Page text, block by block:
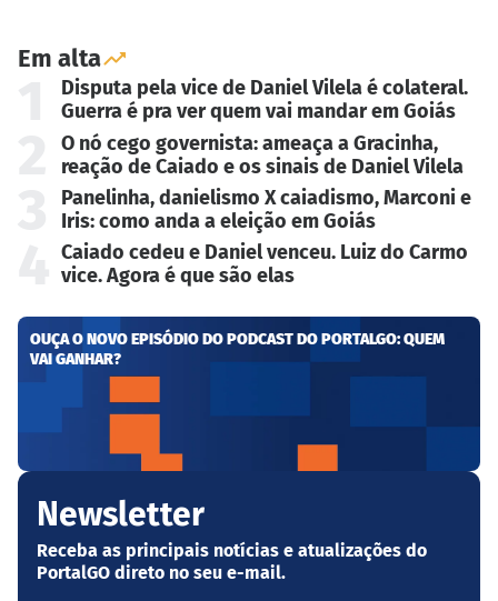
Em alta
Disputa pela vice de Daniel Vilela é colateral.
Guerra é pra ver quem vai mandar em Goiás
O nó cego governista: ameaça a Gracinha,
reação de Caiado e os sinais de Daniel Vilela
Panelinha, danielismo X caiadismo, Marconi e
Iris: como anda a eleição em Goiás
Caiado cedeu e Daniel venceu. Luiz do Carmo
vice. Agora é que são elas
OUÇA O NOVO EPISÓDIO DO PODCAST DO PORTALGO: QUEM
VAI GANHAR?
Newsletter
Receba as principais notícias e atualizações do
PortalGO direto no seu e-mail.